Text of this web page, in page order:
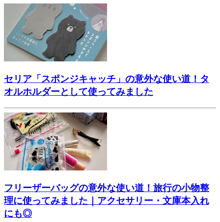
セリア「スポンジキャッチ」の意外な使い道！タ
オルホルダーとして使ってみました
フリーザーバッグの意外な使い道！旅行の小物整
理に使ってみました｜アクセサリー・文庫本入れ
にも◎